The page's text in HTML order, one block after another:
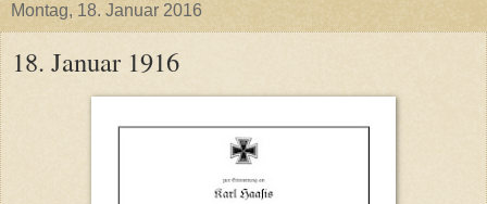
Montag, 18. Januar 2016
18. Januar 1916